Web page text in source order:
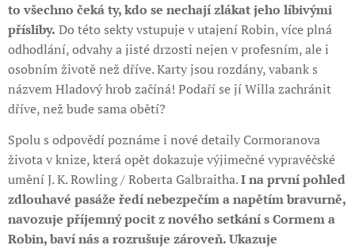
to všechno čeká ty, kdo se nechají zlákat jeho líbivými
přísliby. Do této sekty vstupuje v utajení Robin, více plná
odhodlání, odvahy a jisté drzosti nejen v profesním, ale i
osobním životě než dříve. Karty jsou rozdány, vabank s
názvem Hladový hrob začíná! Podaří se jí Willa zachránit
dříve, než bude sama obětí?
Spolu s odpovědí poznáme i nové detaily Cormoranova
života v knize, která opět dokazuje výjimečné vypravěčské
umění J. K. Rowling / Roberta Galbraitha.I na první pohled
zdlouhavé pasáže ředí nebezpečím a napětím bravurně,
navozuje příjemný pocit z nového setkání s Cormem a
Robin, baví nás a rozrušuje zároveň. Ukazuje